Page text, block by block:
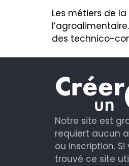
Les métiers de
des technico-
Notre site est
requiert aucun
ou inscription. Si
trouvé ce site